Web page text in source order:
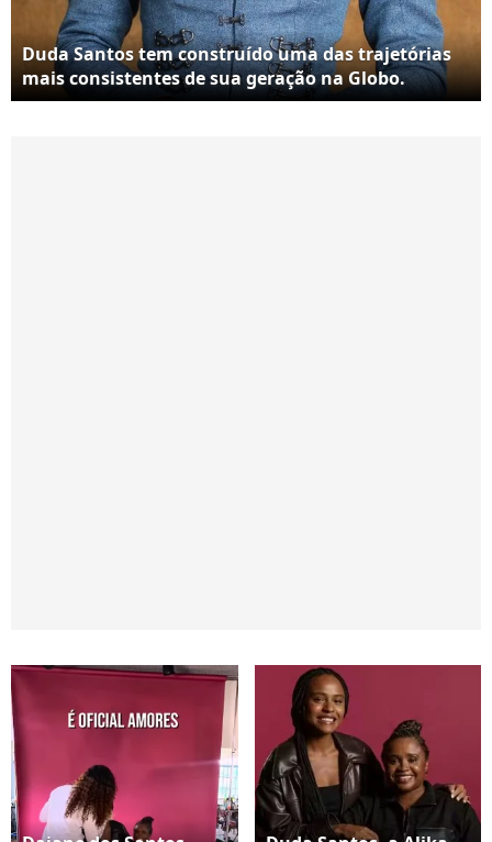
Duda Santos tem construído uma das trajetórias
mais consistentes de sua geração na Globo.